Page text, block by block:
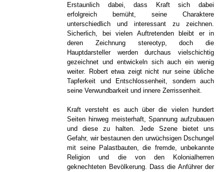
Erstaunlich dabei, dass Kraft sich dabei
erfolgreich bemüht, seine Charaktere
unterschiedlich und interessant zu zeichnen.
Sicherlich, bei vielen Auftretenden bleibt er in
deren Zeichnung stereotyp, doch die
Hauptdarsteller werden durchaus vielschichtig
gezeichnet und entwickeln sich auch ein wenig
weiter. Robert etwa zeigt nicht nur seine übliche
Tapferkeit und Entschlossenheit, sondern auch
seine Verwundbarkeit und innere Zerrissenheit.
Kraft versteht es auch über die vielen hundert
Seiten hinweg meisterhaft, Spannung aufzubauen
und diese zu halten. Jede Szene bietet uns
Gefahr, wir bestaunen den urwüchsigen Dschungel
mit seine Palastbauten, die fremde, unbekannte
Religion und die von den Kolonialherren
geknechteten Bevölkerung. Dass die Anführer der